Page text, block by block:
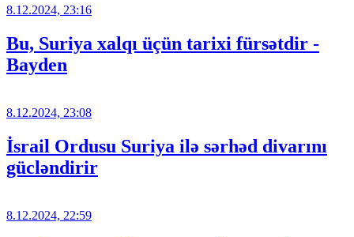
8.12.2024, 23:16
Bu, Suriya xalqı üçün tarixi fürsətdir -
Bayden
8.12.2024, 23:08
İsrail Ordusu Suriya ilə sərhəd divarını
gücləndirir
8.12.2024, 22:59